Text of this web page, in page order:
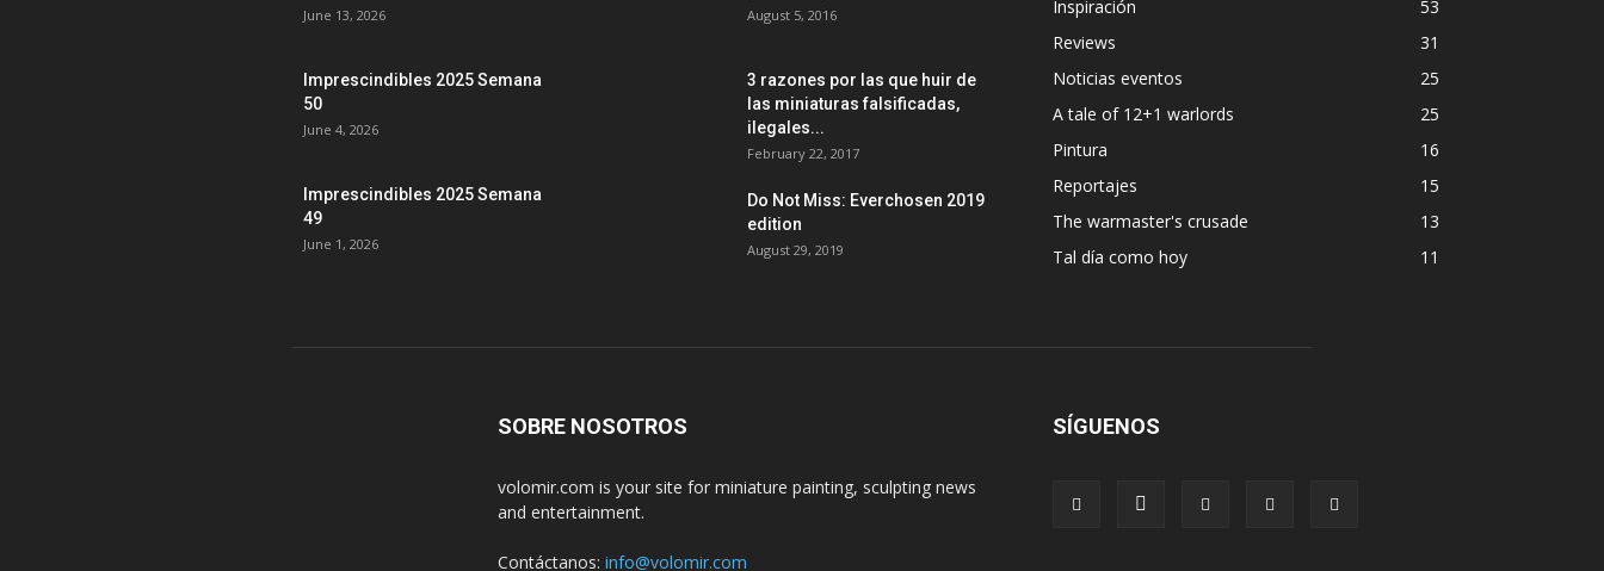
June 13, 2026
Imprescindibles 2025 Semana
50
June 4, 2026
Imprescindibles 2025 Semana
49
June 1, 2026
August 5, 2016
3 razones por las que huir de
las miniaturas falsificadas,
ilegales...
February 22, 2017
Do Not Miss: Everchosen 2019
edition
August 29, 2019
Inspiración
53
Reviews
31
Noticias eventos
25
A tale of 12+1 warlords
25
Pintura
16
Reportajes
15
The warmaster's crusade
13
Tal día como hoy
11
SOBRE NOSOTROS
volomir.com is your site for miniature painting, sculpting news
and entertainment.
Contáctanos: info@volomir.com
SÍGUENOS